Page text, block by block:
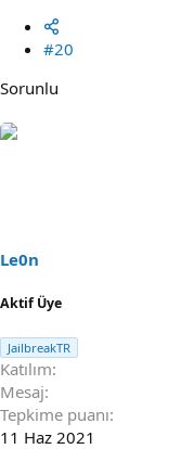
#20
Sorunlu
Le0n
Aktif Üye
JailbreakTR
Katılım
Mesaj
Tepkime puanı
11 Haz 2021